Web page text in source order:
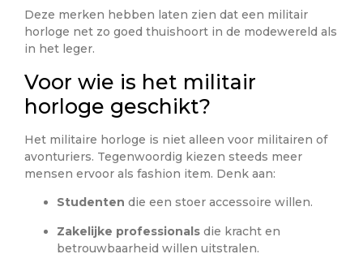
Deze merken hebben laten zien dat een militair
horloge net zo goed thuishoort in de modewereld als
in het leger.
Voor wie is het militair
horloge geschikt?
Het militaire horloge is niet alleen voor militairen of
avonturiers. Tegenwoordig kiezen steeds meer
mensen ervoor als fashion item. Denk aan:
Studenten die een stoer accessoire willen.
Zakelijke professionals die kracht en
betrouwbaarheid willen uitstralen.